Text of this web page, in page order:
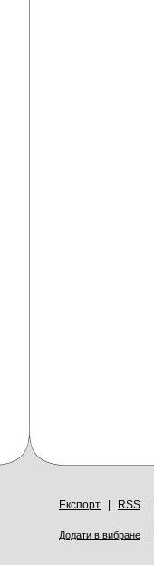
Експорт RSS
Додати в вибране |